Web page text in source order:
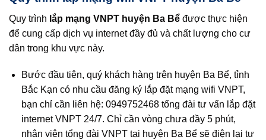
Quy trình lắp mạng VNPT huyện Ba Bể được thực hiện
để cung cấp dịch vụ internet đầy đủ và chất lượng cho cư
dân trong khu vực này.
Bước đầu tiên, quý khách hàng trên huyện Ba Bể, tỉnh
Bắc Kạn có nhu cầu đăng ký lắp đặt mạng wifi VNPT,
bạn chỉ cần liên hệ: 0949752468 tổng đài tư vấn lắp đặt
internet VNPT 24/7. Chỉ cần vòng chưa đầy 5 phút,
nhân viên tổng đài VNPT tại huyện Ba Bể sẽ điện lại tư